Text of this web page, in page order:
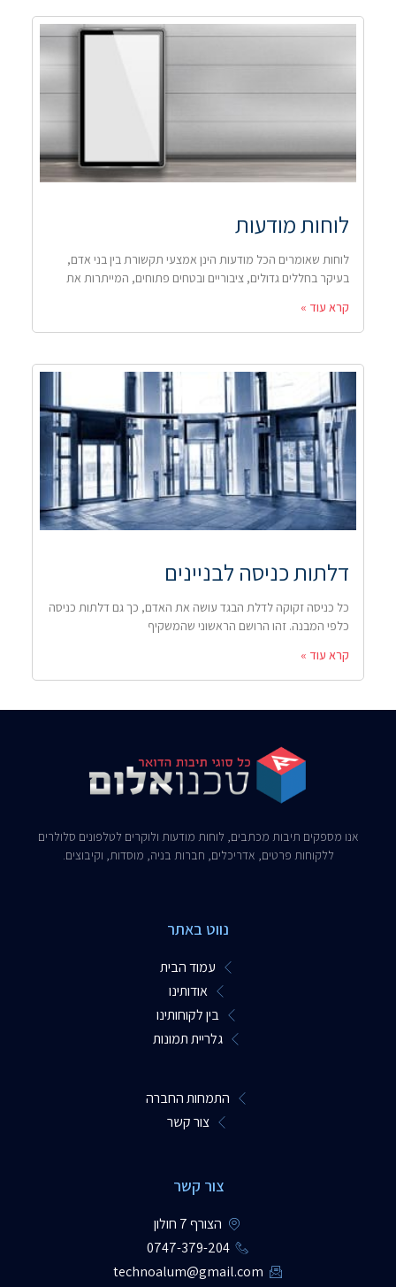
לוחות מודעות
לוחות שאומרים הכל מודעות הינן אמצעי תקשורת בין בני אדם,
בעיקר בחללים גדולים, ציבוריים ובטחים פתוחים, המייתרות את
קרא עוד »
דלתות כניסה לבניינים
כל כניסה זקוקה לדלת הבגד עושה את האדם, כך גם דלתות כניסה
כלפי המבנה. זהו הרושם הראשוני שהמשקיף
קרא עוד »
אנו מספקים תיבות מכתבים, לוחות מודעות ולוקרים לטלפונים סלולרים
ללקוחות פרטים, אדריכלים, חברות בניה, מוסדות, וקיבוצים.​
נווט באתר
עמוד הבית
אודותינו
בין לקוחותינו
גלריית תמונות
התמחות החברה
צור קשר
צור קשר
הצורף 7 חולון
0747-379-204​
technoalum@gmail.com